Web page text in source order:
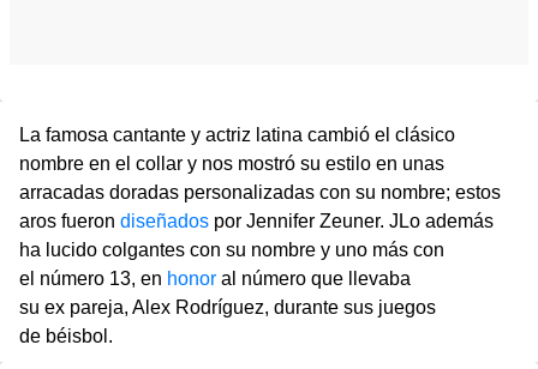
La famosa cantante y actriz latina cambió el clásico
nombre en el collar y nos mostró su estilo en unas
arracadas doradas personalizadas con su nombre; estos
aros fueron diseñados por Jennifer Zeuner. JLo además
ha lucido colgantes con su nombre y uno más con
el número 13, en honor al número que llevaba
su ex pareja, Alex Rodríguez, durante sus juegos
de béisbol.